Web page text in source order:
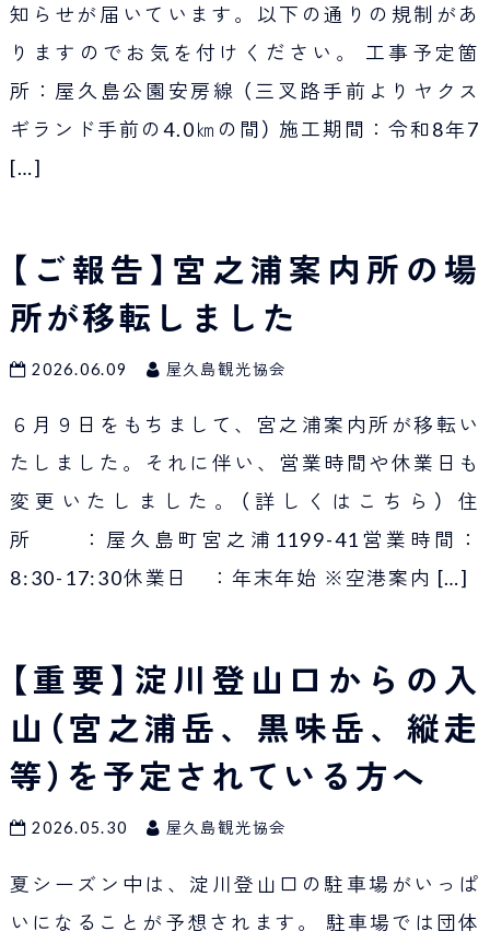
知らせが届いています。以下の通りの規制があ
りますのでお気を付けください。 工事予定箇
所：屋久島公園安房線 （三叉路手前よりヤクス
ギランド手前の4.0㎞の間） 施工期間：令和8年7
[…]
【ご報告】宮之浦案内所の場
所が移転しました
2026.06.09 屋久島観光協会
６月９日をもちまして、宮之浦案内所が移転い
たしました。それに伴い、営業時間や休業日も
変更いたしました。（詳しくはこちら） 住
所 ：屋久島町宮之浦1199-41営業時間：
8:30-17:30休業日 ：年末年始 ※空港案内 […]
【重要】淀川登山口からの入
山（宮之浦岳、黒味岳、縦走
等）を予定されている方へ
2026.05.30 屋久島観光協会
夏シーズン中は、淀川登山口の駐車場がいっぱ
いになることが予想されます。 駐車場では団体